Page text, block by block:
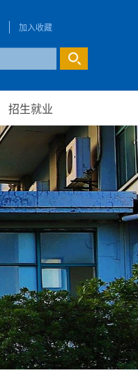
加入收藏
招生就业